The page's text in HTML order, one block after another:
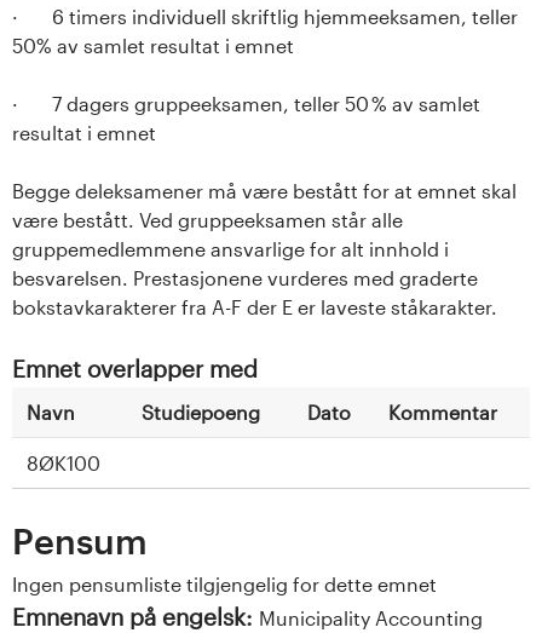
· 6 timers individuell skriftlig hjemmeeksamen, teller
50% av samlet resultat i emnet
· 7 dagers gruppeeksamen, teller 50 % av samlet
resultat i emnet
Begge deleksamener må være bestått for at emnet skal
være bestått. Ved gruppeeksamen står alle
gruppemedlemmene ansvarlige for alt innhold i
besvarelsen. Prestasjonene vurderes med graderte
bokstavkarakterer fra A-F der E er laveste ståkarakter.
Emnet overlapper med
Navn Studiepoeng Dato Kommentar
8ØK100
Pensum
Ingen pensumliste tilgjengelig for dette emnet
Emnenavn på engelsk: Municipality Accounting